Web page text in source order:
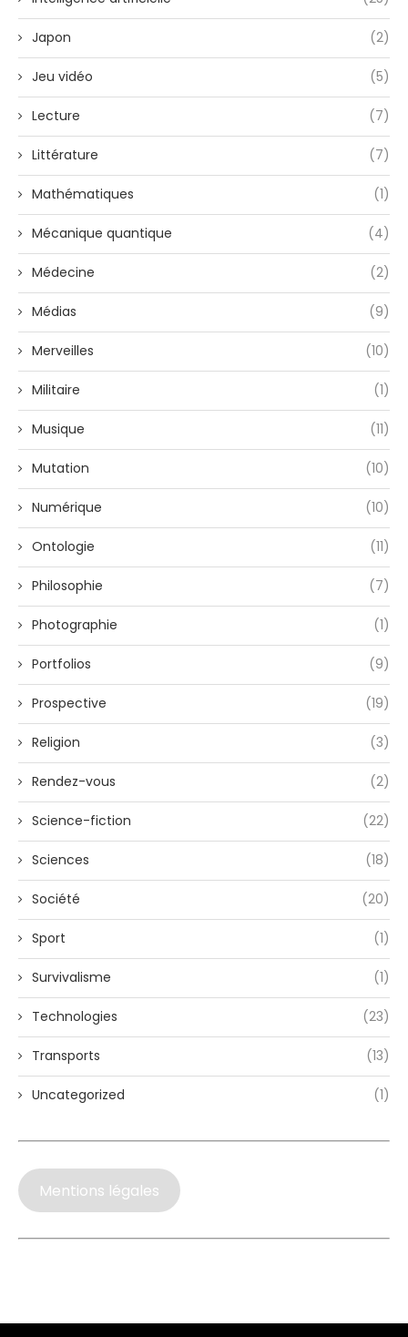
Japon (2)
Jeu vidéo (5)
Lecture (7)
Littérature (7)
Mathématiques (1)
Mécanique quantique (4)
Médecine (2)
Médias (9)
Merveilles (10)
Militaire (1)
Musique (11)
Mutation (10)
Numérique (10)
Ontologie (11)
Philosophie (7)
Photographie (1)
Portfolios (9)
Prospective (19)
Religion (3)
Rendez-vous (2)
Science-fiction (22)
Sciences (18)
Société (20)
Sport (1)
Survivalisme (1)
Technologies (23)
Transports (13)
Uncategorized (1)
Mentions légales